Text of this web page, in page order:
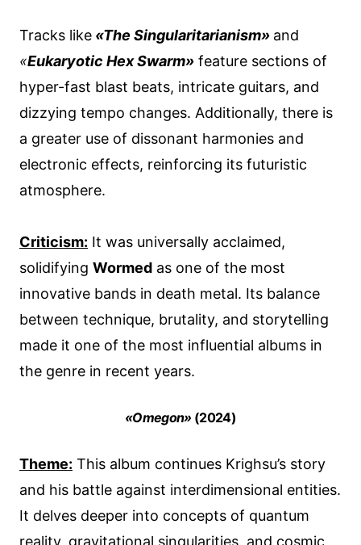
Tracks like «The Singularitarianism» and
«Eukaryotic Hex Swarm» feature sections of
hyper-fast blast beats, intricate guitars, and
dizzying tempo changes. Additionally, there is
a greater use of dissonant harmonies and
electronic effects, reinforcing its futuristic
atmosphere.
Criticism: It was universally acclaimed,
solidifying Wormed as one of the most
innovative bands in death metal. Its balance
between technique, brutality, and storytelling
made it one of the most influential albums in
the genre in recent years.
«Omegon» (2024)
Theme: This album continues Krighsu’s story
and his battle against interdimensional entities.
It delves deeper into concepts of quantum
reality, gravitational singularities, and cosmic